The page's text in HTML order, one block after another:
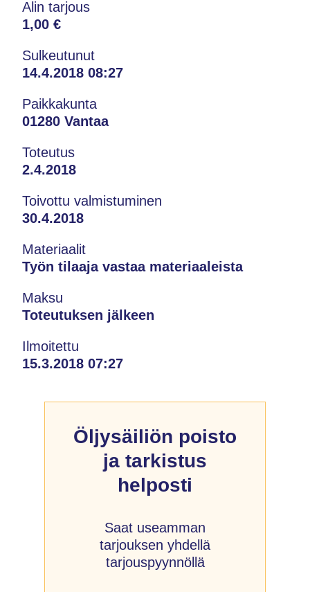
Alin tarjous
1,00 €
Sulkeutunut
14.4.2018 08:27
Paikkakunta
01280 Vantaa
Toteutus
2.4.2018
Toivottu valmistuminen
30.4.2018
Materiaalit
Työn tilaaja vastaa materiaaleista
Maksu
Toteutuksen jälkeen
Ilmoitettu
15.3.2018 07:27
Öljysäiliön poisto
ja tarkistus
helposti
Saat useamman
tarjouksen yhdellä
tarjouspyynnöllä